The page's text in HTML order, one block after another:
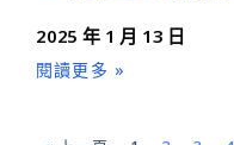
2025 年 1 月 13 日
閱讀更多 »